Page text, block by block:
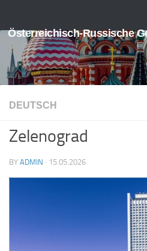
Österreichisch-Russische
DEUTSCH
Zelenograd
BY ADMIN · 15.05.2026